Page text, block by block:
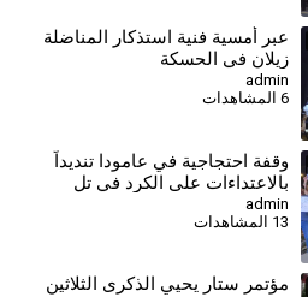
عبر أمسية فنية استذكار المناضلة
زيلان في الحسكة
admin
وقفة احتجاجية في عامودا تنديداً
بالاعتداءات على الكرد في تل
عران
admin
13 المشاهدات
مؤتمر ستار يحيي الذكرى الثلاثين